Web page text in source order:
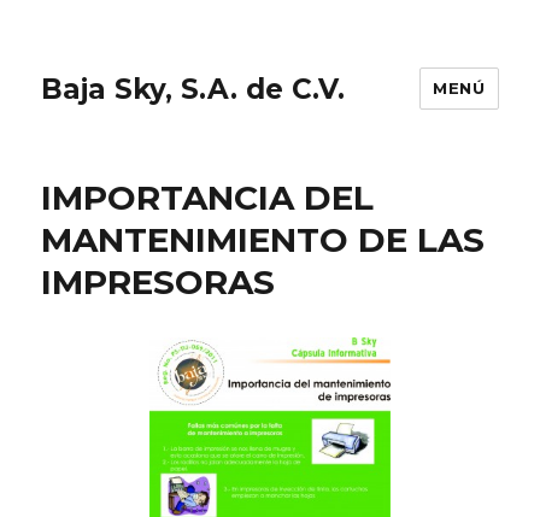
Baja Sky, S.A. de C.V. MENÚ
IMPORTANCIA DEL
MANTENIMIENTO DE LAS
IMPRESORAS